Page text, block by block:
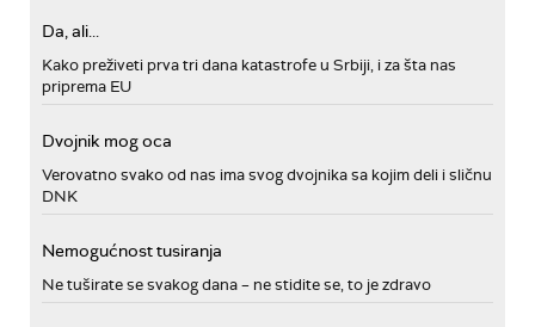
Da, ali...
Kako preživeti prva tri dana katastrofe u Srbiji, i za šta nas
priprema EU
Dvojnik mog oca
Verovatno svako od nas ima svog dvojnika sa kojim deli i sličnu
DNK
Nemogućnost tusiranja
Ne tuširate se svakog dana – ne stidite se, to je zdravo